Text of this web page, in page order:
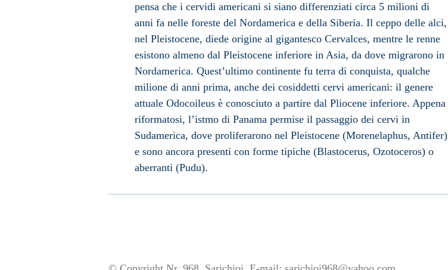
pensa che i cervidi americani si siano differenziati circa 5 milioni di
anni fa nelle foreste del Nordamerica e della Siberia. Il ceppo delle alci,
nel Pleistocene, diede origine al gigantesco Cervalces, mentre le renne
esistono almeno dal Pleistocene inferiore in Asia, da dove migrarono in
Nordamerica. Quest’ultimo continente fu terra di conquista, qualche
milione di anni prima, anche dei cosiddetti cervi americani: il genere
attuale Odocoileus è conosciuto a partire dal Pliocene inferiore. Appena
riformatosi, l’istmo di Panamapermise il passaggio dei cervi in
Sudamerica, dove proliferarono nel Pleistocene (Morenelaphus, Antifer)
e sono ancora presenti con forme tipiche (Blastocerus, Ozotoceros) o
aberranti (Pudu).